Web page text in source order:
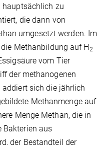
hauptsächlich zu
die dann von
umgesetzt werden. Im
Methanbildung auf H2
vom Tier
der methanogenen
sich die jährlich
Methanmenge auf
Menge Methan, die in
Bakterien aus
der Bestandteil der